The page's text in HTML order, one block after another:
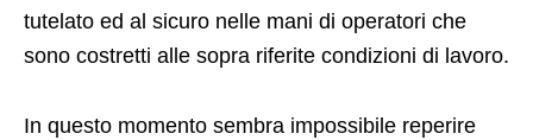
tutelato ed al sicuro nelle mani di operatori che
sono costretti alle sopra riferite condizioni di lavoro.
In questo momento sembra impossibile reperire